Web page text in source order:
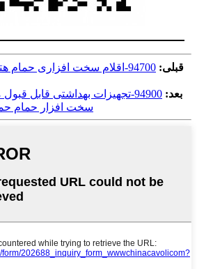
قبلی:
94700-اقلام سخت افزاری
بعد:
سخت افزار حمام